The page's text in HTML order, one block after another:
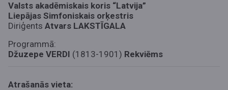
Valsts akadēmiskais koris “Latvija”
Liepājas Simfoniskais orķestris
Diriģents Atvars LAKSTĪGALA
Programmā:
Džuzepe VERDI (1813-1901) Rekviēms
Atrašanās vieta: